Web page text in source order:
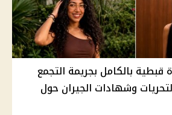
قبطية بالكامل بجريمة التجمع
وشهادات الجيران حول